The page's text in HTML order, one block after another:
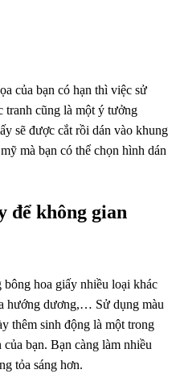
của bạn có hạn thì việc sử
tranh cũng là một ý tưởng
sẽ được cắt rồi dán vào khung
mà bạn có thể chọn hình dán
để không gian
hoa giấy nhiều loại khác
hướng dương,… Sử dụng màu
thêm sinh động là một trong
bạn. Bạn càng làm nhiều
tỏa sáng hơn.